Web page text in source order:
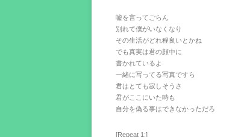
嘘を言ってごらん
別れて僕がいなくなり
その生活がどれ程良いとかね
でも真実は君の顔中に
書かれているよ
一緒に写ってる写真ですら
君はとても寂しそうさ
君がここにいた時も
自分を偽る事はできなかっただろ
[Repeat 1:]